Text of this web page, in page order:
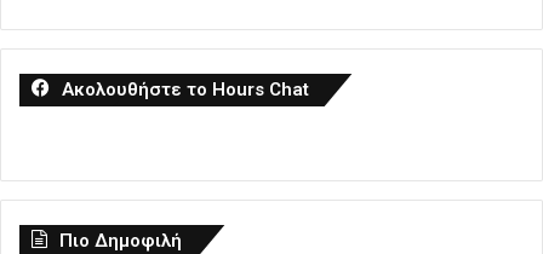
Ακολουθήστε το Hours Chat
Πιο Δημοφιλή